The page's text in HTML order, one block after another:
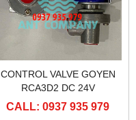
CONTROL VALVE GOYEN
RCA3D2 DC 24V
CALL: 0937 935 979